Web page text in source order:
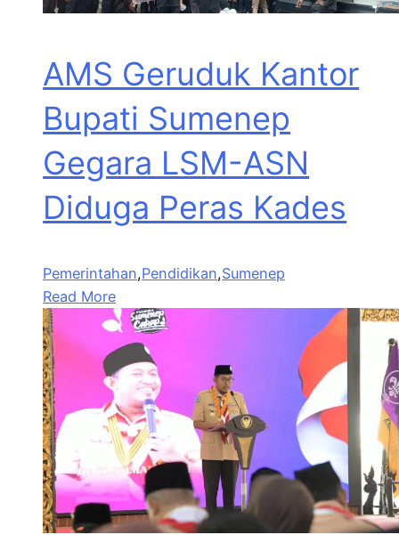
AMS Geruduk Kantor
Bupati Sumenep
Gegara LSM-ASN
Diduga Peras Kades
Pemerintahan,Pendidikan,Sumenep
Read More